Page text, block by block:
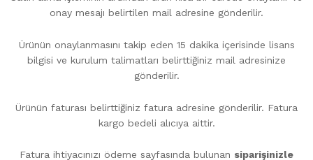
onay mesajı belirtilen mail adresine gönderilir.
Ürünün onaylanmasını takip eden 15 dakika içerisinde lisans
bilgisi ve kurulum talimatları belirttiğiniz mail adresinize
gönderilir.
Ürünün faturası belirttiğiniz fatura adresine gönderilir. Fatura
kargo bedeli alıcıya aittir.
Fatura ihtiyacınızı ödeme sayfasında bulunan siparişinizle